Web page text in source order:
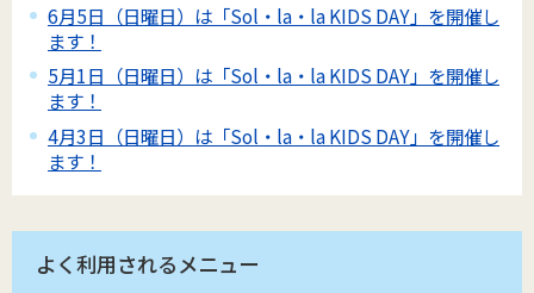
6月5日（日曜日）は「Sol・la・la KIDS DAY」を開催し
ます！
5月1日（日曜日）は「Sol・la・la KIDS DAY」を開催し
ます！
4月3日（日曜日）は「Sol・la・la KIDS DAY」を開催し
ます！
よく利用されるメニュー